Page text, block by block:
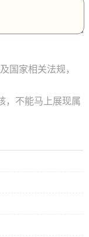
及国家相关法规，
，不能马上展现属